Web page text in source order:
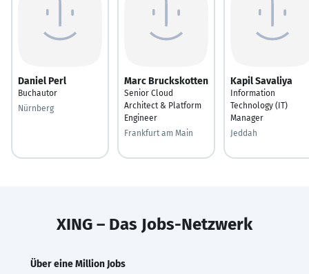
Daniel Perl
Buchautor
Nürnberg
Marc Bruckskotten
Senior Cloud
Architect & Platform
Engineer
Frankfurt am Main
Kapil Savaliya
Information
Technology (IT)
Manager
Jeddah
XING – Das Jobs-Netzwerk
Über eine Million Jobs